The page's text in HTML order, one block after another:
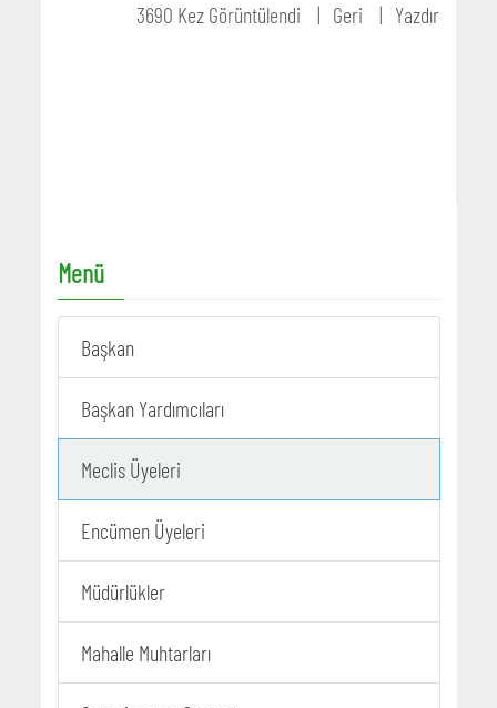
3690 Kez Görüntülendi Geri Yazdır
Menü
Başkan
Başkan Yardımcıları
Meclis Üyeleri
Encümen Üyeleri
Müdürlükler
Mahalle Muhtarları